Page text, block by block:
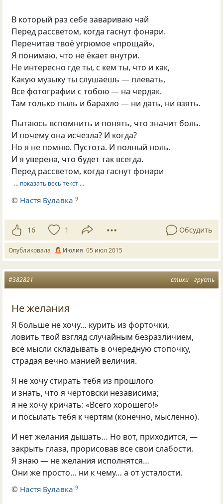
В который раз себе завариваю чай
Перед рассветом, когда гаснут фонари.
Перечитав твоё угрюмое «прощай»,
Я понимаю, что не ёкает внутри.
Не интересно где ты, с кем ты, что и как,
Какую музыку ты слушаешь — плевать,
Все фотографии с тобою — на чердак.
Там только пыль и барахло — ни дать, ни взять.
Пытаюсь вспомнить и понять, что значит боль.
И почему она исчезла? И когда?
Но я не помню. Пустота. И полный ноль.
И я уверена, что будет так всегда.
Перед рассветом, когда гаснут фонари
… показать весь текст …
© Настя Булавка 9
16 1 Обсудить
Опубликовала Июлия 05 июл 2015
стихи грусть
#382821
Не желания
Я больше не хочу… курить из форточки,
ловить твой взгляд случайным безразличием,
все мысли складывать в очередную стопочку,
страдая вечно манией величия.
Я не хочу стирать тебя из прошлого
и знать, что я чертовски независима;
я не хочу кричать: «Всего хорошего!»
и посылать тебя к чертям (конечно, мысленно).
И нет желания дышать… Но вот, приходится, —
закрыть глаза, прорисовав все свои слабости.
Я знаю — не желания исполнятся…
Они же просто… ни к чему… а от усталости.
© Настя Булавка 9